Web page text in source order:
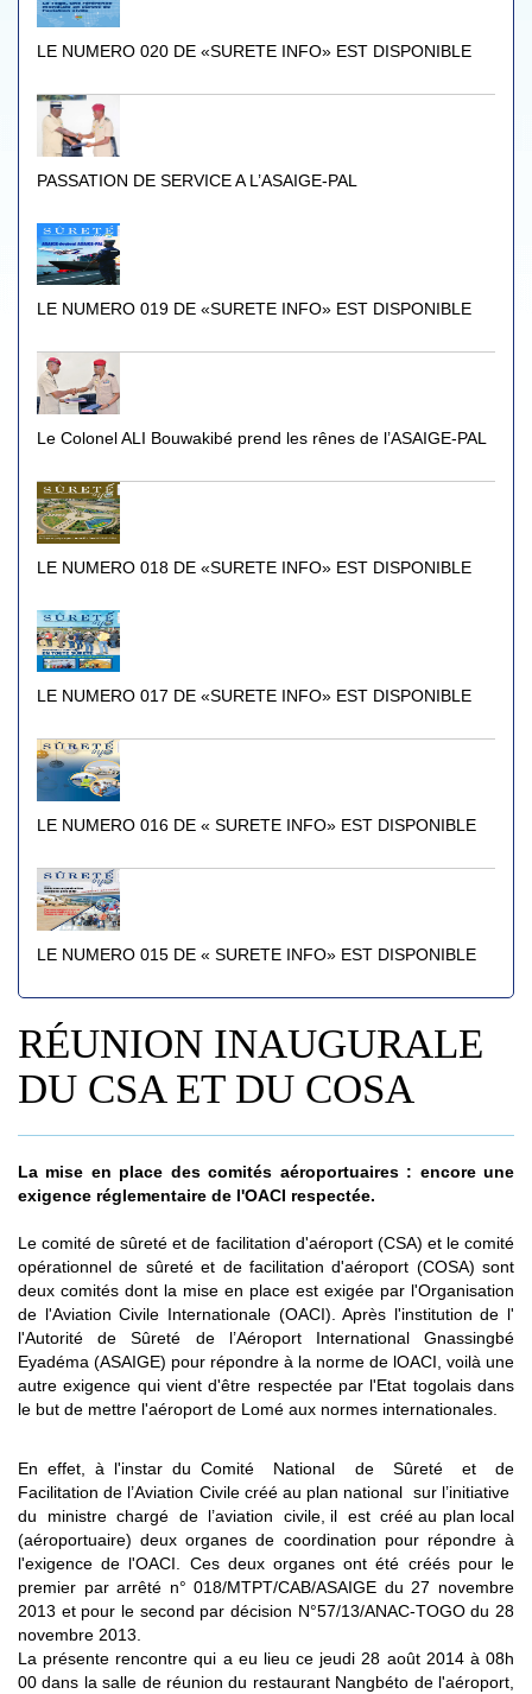
LE NUMERO 020 DE «SURETE INFO» EST DISPONIBLE
PASSATION DE SERVICE A L’ASAIGE-PAL
LE NUMERO 019 DE «SURETE INFO» EST DISPONIBLE
Le Colonel ALI Bouwakibé prend les rênes de l’ASAIGE-PAL
LE NUMERO 018 DE «SURETE INFO» EST DISPONIBLE
LE NUMERO 017 DE «SURETE INFO» EST DISPONIBLE
LE NUMERO 016 DE « SURETE INFO» EST DISPONIBLE
LE NUMERO 015 DE « SURETE INFO» EST DISPONIBLE
RÉUNION INAUGURALE
DU CSA ET DU COSA
La mise en place des comités aéroportuaires : encore une
exigence réglementaire de l'OACI respectée.
Le comité de sûreté et de facilitation d'aéroport (CSA) et le comité
opérationnel de sûreté et de facilitation d'aéroport (COSA) sont
deux comités dont la mise en place est exigée par l'Organisation
de l'Aviation Civile Internationale (OACI). Après l'institution de l'
l'Autorité de Sûreté de l’Aéroport International Gnassingbé
Eyadéma (ASAIGE) pour répondre à la norme de lOACI, voilà une
autre exigence qui vient d'être respectée par l'Etat togolais dans
le but de mettre l'aéroport de Lomé aux normes internationales.
En effet, à l'instar du Comité National de Sûreté et de
Facilitation de l’Aviation Civile créé au plan national sur l’initiative
du ministre chargé de l’aviation civile, il est créé au plan local
(aéroportuaire) deux organes de coordination pour répondre à
l'exigence de l'OACI. Ces deux organes ont été créés pour le
premier par arrêté n° 018/MTPT/CAB/ASAIGE du 27 novembre
2013 et pour le second par décision N°57/13/ANAC-TOGO du 28
novembre 2013.
La présente rencontre qui a eu lieu ce jeudi 28 août 2014 à 08h
00 dans la salle de réunion du restaurant Nangbéto de l'aéroport,